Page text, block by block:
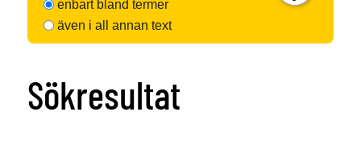
enbart bland termer
även i all annan text
Sökresultat